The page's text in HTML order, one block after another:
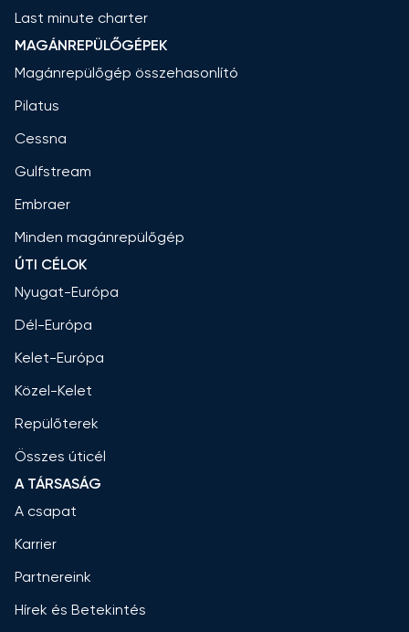
Last minute charter
MAGÁNREPÜLŐGÉPEK
Magánrepülőgép összehasonlító
Pilatus
Cessna
Gulfstream
Embraer
Minden magánrepülőgép
ÚTI CÉLOK
Nyugat-Európa
Dél-Európa
Kelet-Európa
Közel-Kelet
Repülőterek
Összes úticél
A TÁRSASÁG
A csapat
Karrier
Partnereink
Hírek és Betekintés